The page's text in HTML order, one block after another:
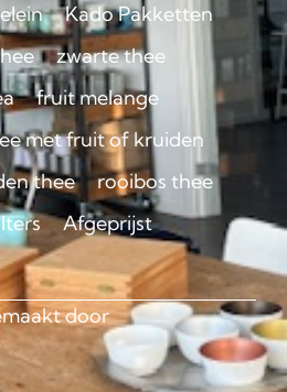
Kado Pakketten
zwarte thee
fruit melange
met fruit of kruiden
thee
rooibos thee
Afgeprijst
door